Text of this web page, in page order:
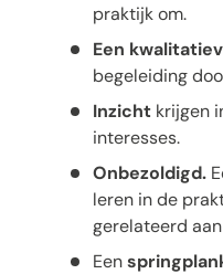
praktijk om.
Een
begeleiding
Inzicht krijgen
interesses.
Onbezoldigd.
leren in de
gerelateerd
Een